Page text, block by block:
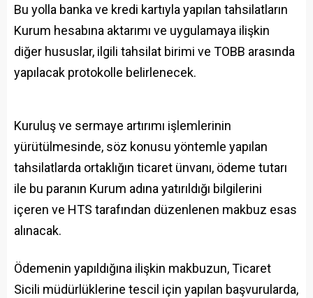
Bu yolla banka ve kredi kartıyla yapılan tahsilatların
Kurum hesabına aktarımı ve uygulamaya ilişkin
diğer hususlar, ilgili tahsilat birimi ve TOBB arasında
yapılacak protokolle belirlenecek.
Kuruluş ve sermaye artırımı işlemlerinin
yürütülmesinde, söz konusu yöntemle yapılan
tahsilatlarda ortaklığın ticaret ünvanı, ödeme tutarı
ile bu paranın Kurum adına yatırıldığı bilgilerini
içeren ve HTS tarafından düzenlenen makbuz esas
alınacak.
Ödemenin yapıldığına ilişkin makbuzun, Ticaret
Sicili müdürlüklerine tescil için yapılan başvurularda,